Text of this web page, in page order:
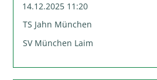
14.12.2025 11:20
TS Jahn München
SV München Laim